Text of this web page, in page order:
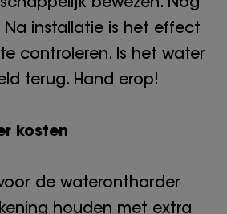
installatie is het effect
controleren. Is het water
terug. Hand erop!
kosten
de waterontharder
houden met extra